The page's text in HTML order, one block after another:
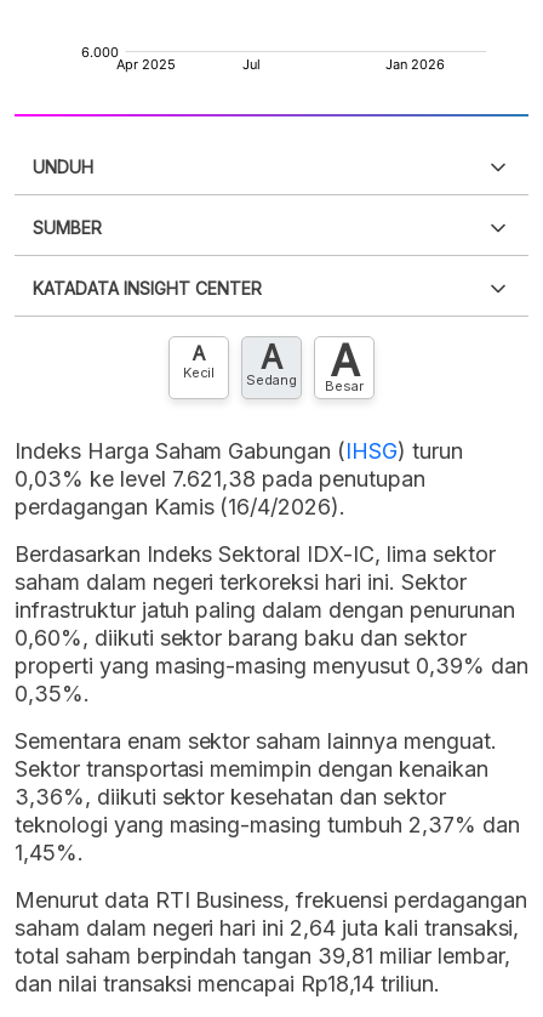
UNDUH
XLS
SUMBER
punya akun?Silakan Daftar sekarang
KATADATA INSIGHT CENTER
Hubungi sekarang »
A
Kecil A
Sedang A
Besar
Indeks Harga Saham Gabungan (IHSG) turun
0,03% ke level 7.621,38 pada penutupan
perdagangan Kamis (16/4/2026).
Berdasarkan Indeks Sektoral IDX-IC, lima sektor
saham dalam negeri terkoreksi hari ini. Sektor
infrastruktur jatuh paling dalam dengan penurunan
0,60%, diikuti sektor barang baku dan sektor
properti yang masing-masing menyusut 0,39% dan
0,35%.
Sementara enam sektor saham lainnya menguat.
Sektor transportasi memimpin dengan kenaikan
3,36%, diikuti sektor kesehatan dan sektor
teknologi yang masing-masing tumbuh 2,37% dan
1,45%.
Menurut data RTI Business, frekuensi perdagangan
saham dalam negeri hari ini 2,64 juta kali transaksi,
total saham berpindah tangan 39,81 miliar lembar,
dan nilai transaksi mencapai Rp18,14 triliun.